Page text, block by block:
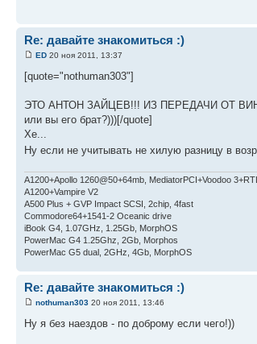
Re: давайте знакомиться :)
ED 20 ноя 2011, 13:37
[quote="nothuman303"]
ЭТО АНТОН ЗАЙЦЕВ!!! ИЗ ПЕРЕДАЧИ ОТ
или вы его брат?)))[/quote]
Хе...
Ну если не учитывать не хилую разницу в
A1200+Apollo 1260@50+64mb, MediatorPCI+Voodoo
A1200+Vampire V2
А500 Plus + GVP Impact SCSI, 2chip, 4fast
Commodore64+1541-2 Oceanic drive
iBook G4, 1.07GHz, 1.25Gb, MorphOS
PowerMac G4 1.25Ghz, 2Gb, Morphos
PowerMac G5 dual, 2GHz, 4Gb, MorphOS
Re: давайте знакомиться :)
nothuman303 20 ноя 2011, 13:46
Ну я без наездов - по доброму если чего!))